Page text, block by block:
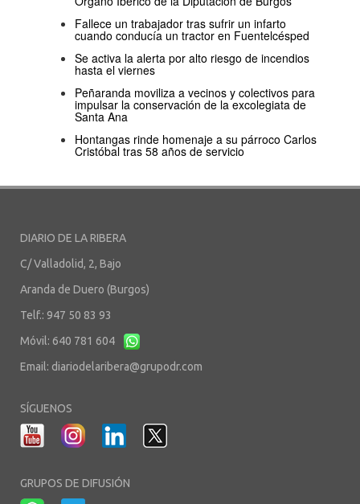
Fallece un trabajador tras sufrir un infarto
cuando conducía un tractor en Fuentelcésped
Se activa la alerta por alto riesgo de incendios
hasta el viernes
Peñaranda moviliza a vecinos y colectivos para
impulsar la conservación de la excolegiata de
Santa Ana
Hontangas rinde homenaje a su párroco Carlos
Cristóbal tras 58 años de servicio
DIARIO DE LA RIBERA
C/ Valladolid, 2, Bajo
Aranda de Duero (Burgos)
Telf.: 947 50 83 93
Móvil: 640 781 604
Email: diariodelaribera@grupodr.com
SÍGUENOS
GRUPOS DE DIFUSIÓN